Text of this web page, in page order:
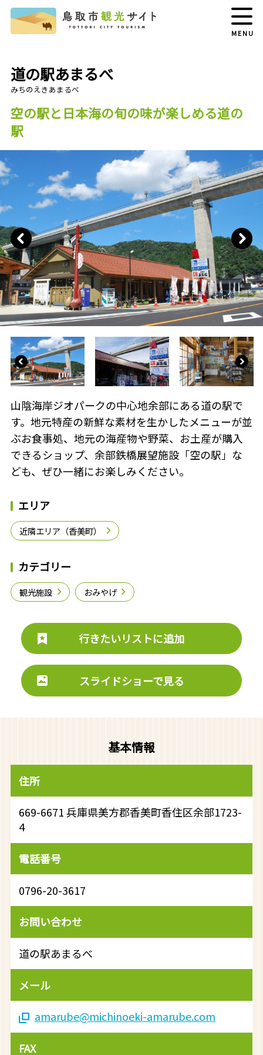
MENU
道の駅あまるべ
空の駅と日本海の旬の味が楽しめる道の
駅
山陰海岸ジオパークの中心地余部にある道の駅で
す。地元特産の新鮮な素材を生かしたメニューが並
ぶお食事処、地元の海産物や野菜、お土産が購入
できるショップ、余部鉄橋展望施設「空の駅」な
ども、ぜひ一緒にお楽しみください。
エリア
近隣エリア（香美町）
カテゴリー
観光施設 おみやげ
行きたいリストに追加
スライドショーで見る
基本情報
住所
669-6671 兵庫県美方郡香美町香住区余部1723-
4
電話番号
0796-20-3617
お問い合わせ
道の駅あまるべ
メール
amarube@michinoeki-amarube.com
FAX